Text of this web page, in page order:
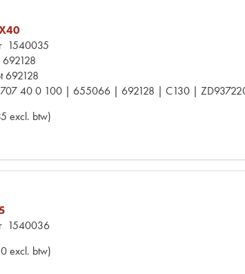
1540035
692128
692128
40 0 100 | 655066 | 692128 | C130 |
excl. btw)
1540036
excl. btw)